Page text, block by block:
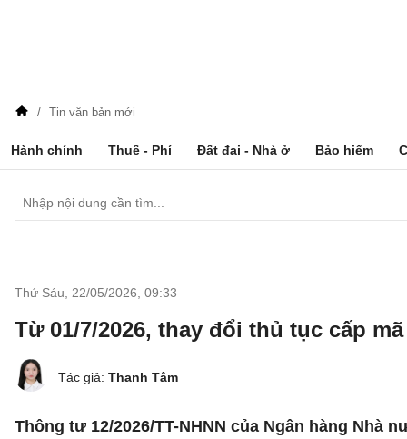
Tin văn bản mới
Hành chính Thuế - Phí Đất đai - Nhà ở Bảo hiểm
Thứ Sáu, 22/05/2026 09:33
Từ 01/7/2026, thay đổi thủ tục cấp
Tác giả: Thanh Tâm
Thông tư 12/2026/TT-NHNN của Ngân hàng Nhà